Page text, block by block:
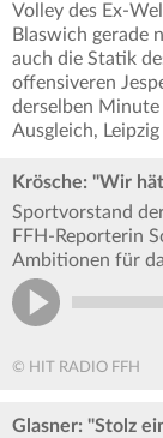
Volley des Ex-
Blaswich gerade
auch die Statik
offensiveren
derselben
Ausgleich,
Krösche: "Wir
Sportvorstand
FFH-Reporterin
Ambitionen für
© HIT RADIO FFH
Glasner: "Stolz